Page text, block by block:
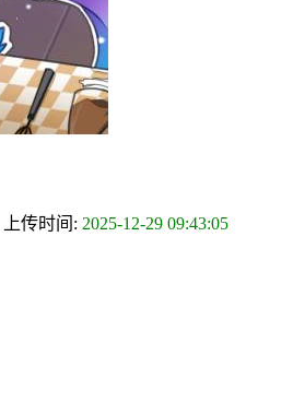
上传时间: 2025-12-29 09:43:05